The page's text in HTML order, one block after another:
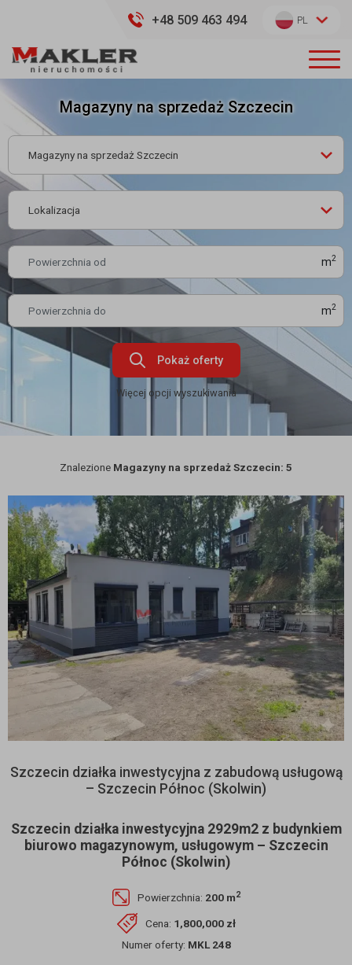
+48 509 463 494 PL
Magazyny na sprzedaż Szczecin
m2
m2
Pokaż oferty
Więcej opcji wyszukiwania
Znalezione Magazyny na sprzedaż Szczecin: 5
Szczecin działka inwestycyjna z zabudową usługową
– Szczecin Północ (Skolwin)
Szczecin działka inwestycyjna 2929m2 z budynkiem
biurowo magazynowym, usługowym – Szczecin
Północ (Skolwin)
Powierzchnia: 200 m2
Cena: 1,800,000 zł
Numer oferty: MKL 248